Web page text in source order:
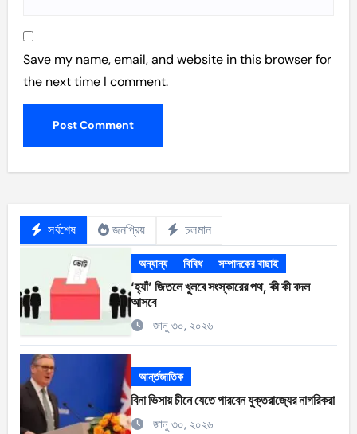
Save my name, email, and website in this browser for
the next time I comment.
সর্বশেষ জনপ্রিয় চলমান
অন্যান্য বিবিধ সম্পাদকের বাছাই
‘হ্যাঁ’ জিতলে খুলবে সংস্কারের পথ, কী কী বদল
আসবে
জানু ৩০, ২০২৬
আর্ন্তজাতিক
বিনা ভিসায় চীনে যেতে পারবেন যুক্তরাজ্যের নাগরিকরা
জানু ৩০, ২০২৬